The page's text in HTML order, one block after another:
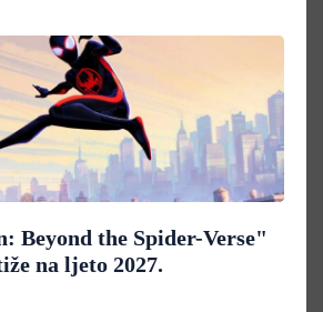
Beyond the Spider-Verse"
na ljeto 2027.